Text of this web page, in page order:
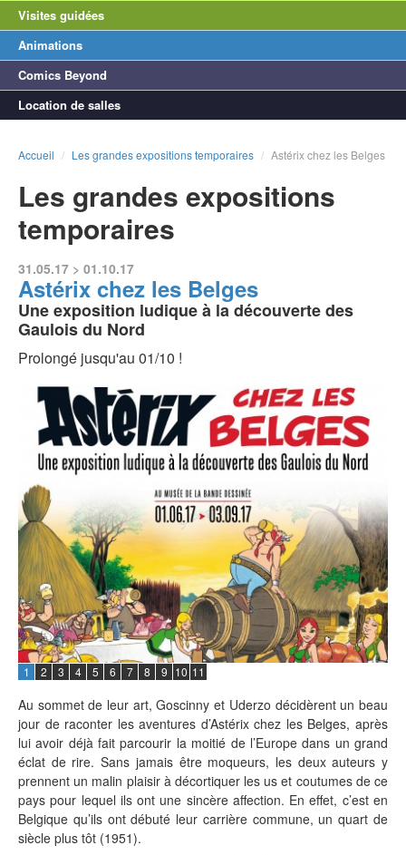
Visites guidées
Animations
Comics Beyond
Location de salles
Accueil / Les grandes expositions temporaires / Astérix chez les Belges
Les grandes expositions
temporaires
31.05.17 > 01.10.17
Astérix chez les Belges
Une exposition ludique à la découverte des
Gaulois du Nord
Prolongé jusqu'au 01/10 !
1 2 3 4 5 6 7 8 9 10 11
Au sommet de leur art, Goscinny et Uderzo décidèrent un beau
jour de raconter les aventures d’Astérix chez les Belges, après
lui avoir déjà fait parcourir la moitié de l’Europe dans un grand
éclat de rire. Sans jamais être moqueurs, les deux auteurs y
prennent un malin plaisir à décortiquer les us et coutumes de ce
pays pour lequel ils ont une sincère affection. En effet, c’est en
Belgique qu’ils ont débuté leur carrière commune, un quart de
siècle plus tôt (1951).